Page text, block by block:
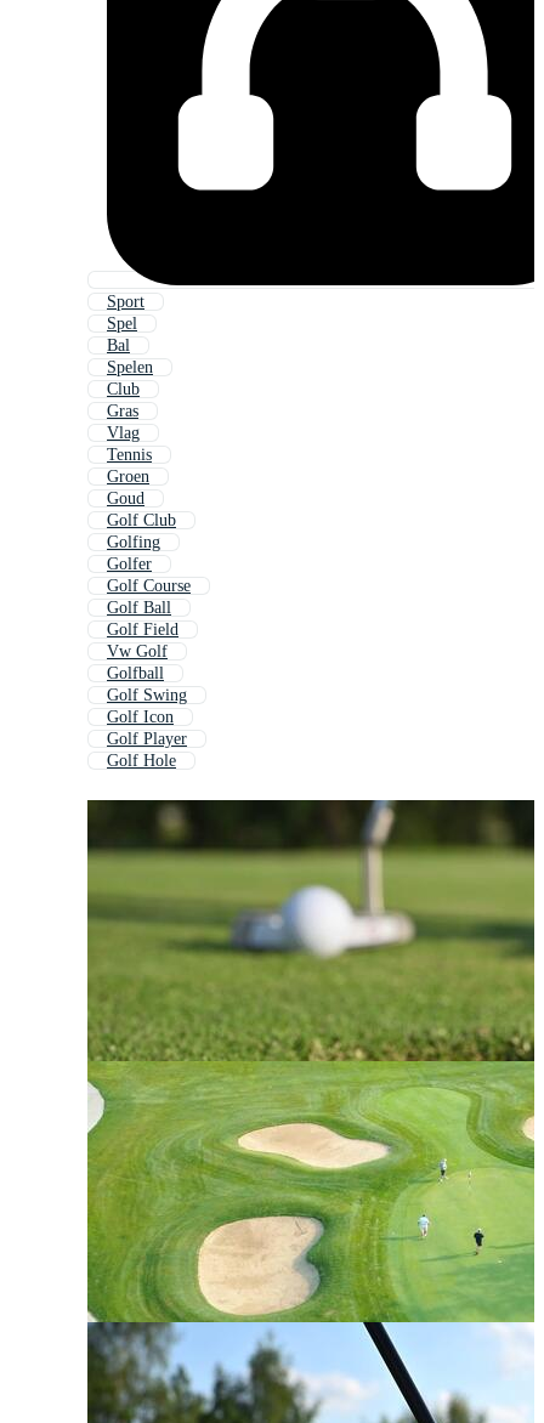
Sport
Spel
Bal
Spelen
Club
Gras
Vlag
Tennis
Groen
Goud
Golf Club
Golfing
Golfer
Golf Course
Golf Ball
Golf Field
Vw Golf
Golfball
Golf Swing
Golf Icon
Golf Player
Golf Hole